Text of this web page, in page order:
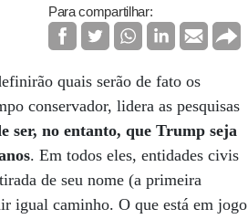
Para compartilhar:
quais serão de fato os
conservador, lidera as pesquisas
ser, no entanto, que Trump seja
. Em todos eles, entidades civis
de seu nome (a primeira
igual caminho. O que está em jogo